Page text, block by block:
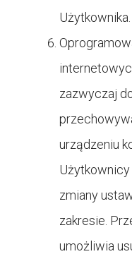
Użytkownika.
zazwyczaj
urządzeniu
zmiany
zakresie.
umożliwia